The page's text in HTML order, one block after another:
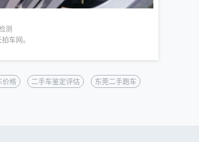
测
车网。
价格 二手车鉴定评估 东莞二手跑车